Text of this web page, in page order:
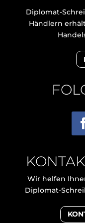
Diplomat-
Händlern
Wir helfen
Diplomat-